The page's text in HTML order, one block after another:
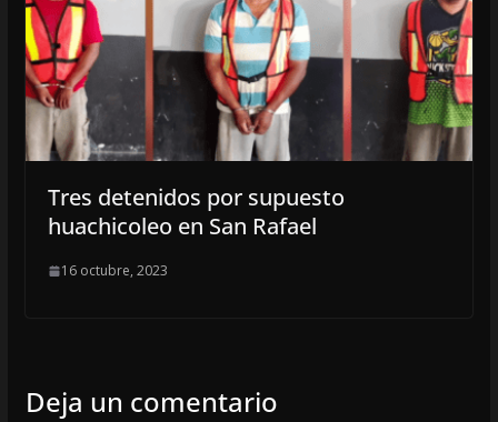
Tres detenidos por supuesto
huachicoleo en San Rafael
16 octubre, 2023
Deja un comentario